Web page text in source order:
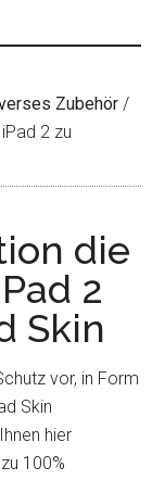
Zubehör /
2 zu
die
2
Skin
vor, in Form
Skin
hier
100%